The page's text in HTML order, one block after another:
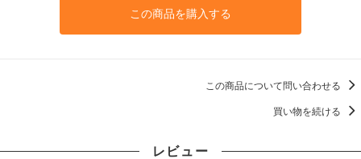
この商品を購入する
この商品について問い合わせる
買い物を続ける
レビュー